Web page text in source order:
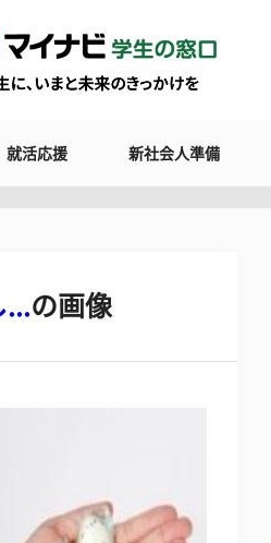
就活応援 新社会人準備
...の画像